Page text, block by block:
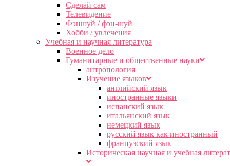
Сделай сам
Телевидение
Фэншуй / фэн-шуй
Хобби / увлечения
Учебная и научная литература
Военное дело
Гуманитарные и общественные науки
антропология
Изучение языков
английский язык
иностранные языки
испанский язык
итальянский язык
немецкий язык
русский язык как иностранный
французский язык
Историческая научная и учебная